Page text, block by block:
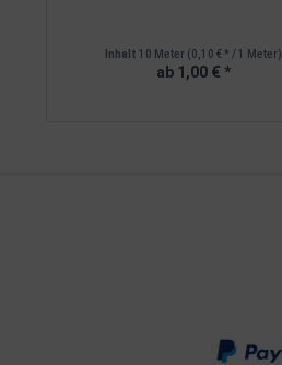
Inhalt 10 Meter (0,10 € * / 1 Meter)
ab 1,00 € *